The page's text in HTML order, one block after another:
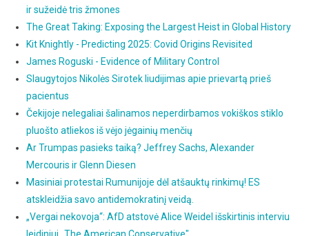
ir sužeidė tris žmones
The Great Taking: Exposing the Largest Heist in Global History
Kit Knightly - Predicting 2025: Covid Origins Revisited
James Roguski - Evidence of Military Control
Slaugytojos Nikolės Sirotek liudijimas apie prievartą prieš
pacientus
Čekijoje nelegaliai šalinamos neperdirbamos vokiškos stiklo
pluošto atliekos iš vėjo jėgainių menčių
Ar Trumpas pasieks taiką? Jeffrey Sachs, Alexander
Mercouris ir Glenn Diesen
Masiniai protestai Rumunijoje dėl atšauktų rinkimų! ES
atskleidžia savo antidemokratinį veidą.
„Vergai nekovoja“: AfD atstovė Alice Weidel išskirtinis interviu